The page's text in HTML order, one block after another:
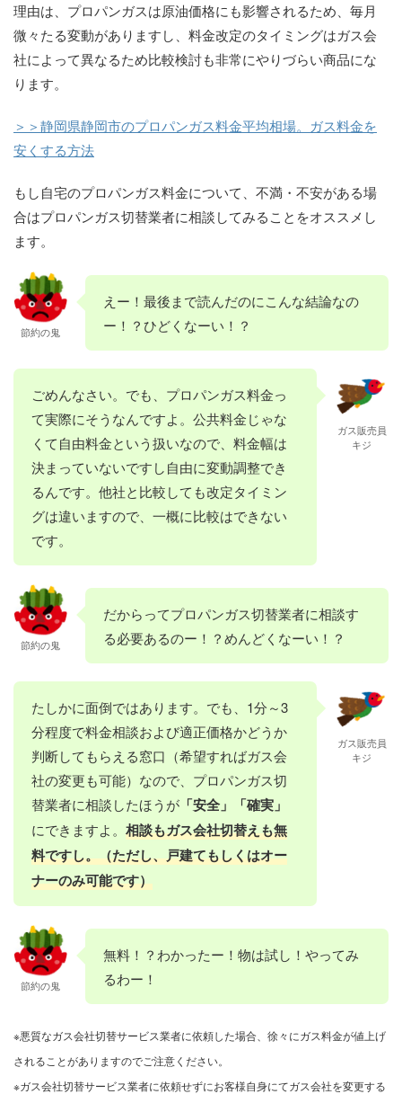
理由は、プロパンガスは原油価格にも影響されるため、毎月
微々たる変動がありますし、料金改定のタイミングはガス会
社によって異なるため比較検討も非常にやりづらい商品にな
ります。
＞＞静岡県静岡市のプロパンガス料金平均相場。ガス料金を
安くする方法
もし自宅のプロパンガス料金について、不満・不安がある場
合はプロパンガス切替業者に相談してみることをオススメし
ます。
節約の鬼
えー！最後まで読んだのにこんな結論なの
ー！？ひどくなーい！？
ごめんなさい。でも、プロパンガス料金っ
て実際にそうなんですよ。公共料金じゃな
くて自由料金という扱いなので、料金幅は
決まっていないですし自由に変動調整でき
るんです。他社と比較しても改定タイミン
グは違いますので、一概に比較はできない
です。
ガス販売員
キジ
節約の鬼
だからってプロパンガス切替業者に相談す
る必要あるのー！？めんどくなーい！？
たしかに面倒ではあります。でも、1分～3
分程度で料金相談および適正価格かどうか
判断してもらえる窓口（希望すればガス会
社の変更も可能）なので、プロパンガス切
替業者に相談したほうが 「安全」「確実」
にできますよ。 相談もガス会社切替えも無
料ですし。（ただし、戸建てもしくはオー
ナーのみ可能です）
ガス販売員
キジ
節約の鬼
無料！？わかったー！物は試し！やってみ
るわー！
※悪質なガス会社切替サービス業者に依頼した場合、徐々にガス料金が値上げ
されることがありますのでご注意ください。
※ガス会社切替サービス業者に依頼せずにお客様自身にてガス会社を変更する